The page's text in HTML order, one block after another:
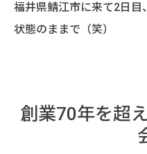
福井県鯖江市に来て2日目
状態のままで（笑）
創業70年を超